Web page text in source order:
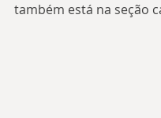
também está na seção